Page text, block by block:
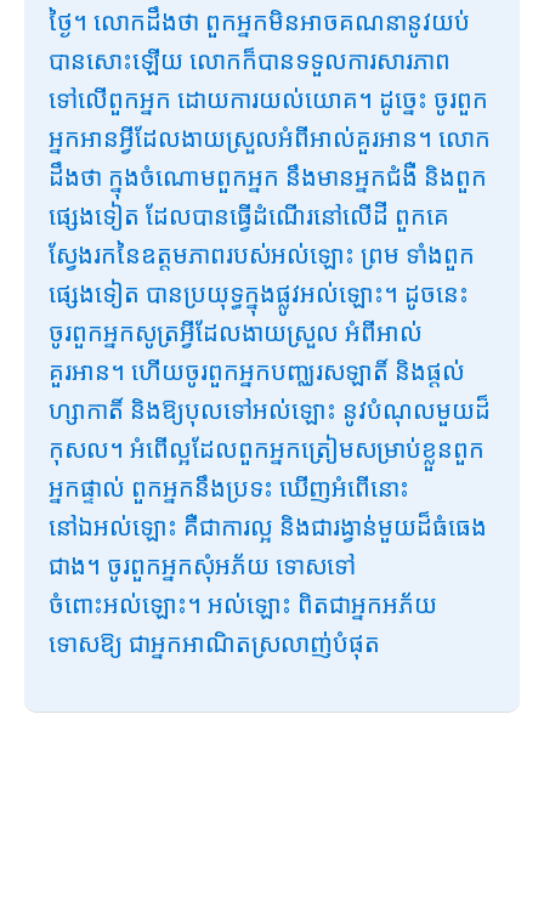
ថ្ងៃ។ លោកដឹងថា ពួកអ្នកមិនអាចគណនានូវយប់
បានសោះឡើយ លោកក៏បានទទួលការសារភាព
ទៅលើពួកអ្នក ដោយការយល់យោគ។ ដូច្នេះ ចូរពួក
អ្នកអានអ្វីដែលងាយស្រួលអំពីអាល់គួរអាន។ លោក
ដឹងថា ក្នុងចំណោមពួកអ្នក នឹងមានអ្នកជំងឺ និងពួក
ផ្សេងទៀត ដែលបានធ្វើដំណើរនៅលើដី ពួកគេ
ស្វែងរកនៃឧត្តមភាពរបស់អល់ឡោះ ព្រម ទាំងពួក
ផ្សេងទៀត បានប្រយុទ្ធក្នុងផ្លូវអល់ឡោះ។ ដូចនេះ
ចូរពួកអ្នកសូត្រអ្វីដែលងាយស្រួល អំពីអាល់
គួរអាន។ ហើយចូរពួកអ្នកបញ្ឈរសឡាតិ៍ និងផ្តល់
ហ្សាកាតិ៍ និងឱ្យបុលទៅអល់ឡោះ នូវបំណុលមួយដ៏
កុសល។ អំពើល្អដែលពួកអ្នកត្រៀមសម្រាប់ខ្លួនពួក
អ្នកផ្ទាល់ ពួកអ្នកនឹងប្រទះ ឃើញអំពើនោះ
នៅឯអល់ឡោះ គឺជាការល្អ និងជារង្វាន់មួយដ៏ធំធេង
ជាង។ ចូរពួកអ្នកសុំអភ័យ ទោសទៅ
ចំពោះអល់ឡោះ។ អល់ឡោះ ពិតជាអ្នកអភ័យ
ទោសឱ្យ ជាអ្នកអាណិតស្រលាញ់បំផុត